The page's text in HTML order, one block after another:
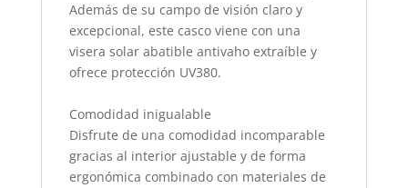
Además de su campo de visión claro y
excepcional, este casco viene con una
visera solar abatible antivaho extraíble y
ofrece protección UV380.
Comodidad inigualable
Disfrute de una comodidad incomparable
gracias al interior ajustable y de forma
ergonómica combinado con materiales de